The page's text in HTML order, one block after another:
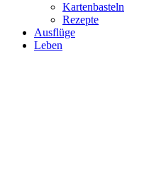
Kartenbasteln
Rezepte
Ausflüge
Leben